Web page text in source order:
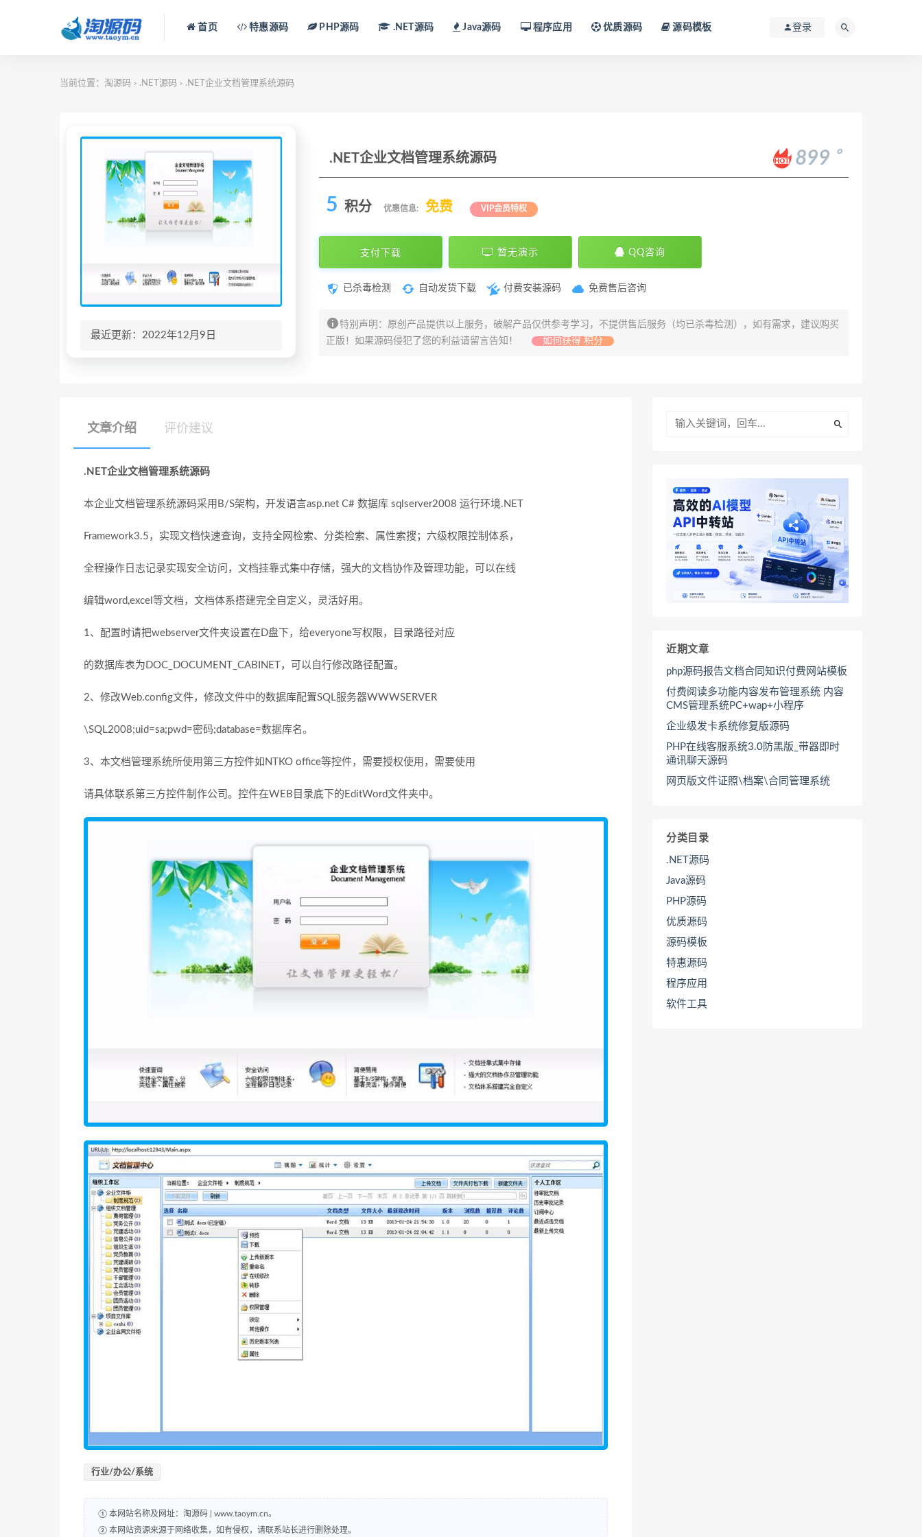
首页 特惠源码 PHP源码 .NET源码 Java源码 程序应用 优质源码 源码模板 登录
当前位置： 淘源码 > .NET源码 > .NET企业文档管理系统源码
最近更新：2022年12月9日
.NET企业文档管理系统源码 899
。
5 积分 优惠信息: 免费 VIP会员特权
支付下载 暂无演示 QQ咨询
已杀毒检测 自动发货下载 付费安装源码 免费售后咨询
特别声明：原创产品提供以上服务，破解产品仅供参考学习，不提供售后服务（均已杀毒检测），如有需求，建议购买
正版！如果源码侵犯了您的利益请留言告知！
如何获得 积分
文章介绍 评价建议
.NET企业文档管理系统源码
本企业文档管理系统源码采用B/S架构，开发语言asp.net C# 数据库 sqlserver2008 运行环境.NET
Framework3.5，实现文档快速查询，支持全网检索、分类检索、属性索搜；六级权限控制体系，
全程操作日志记录实现安全访问，文档挂靠式集中存储，强大的文档协作及管理功能，可以在线
编辑word,excel等文档，文档体系搭建完全自定义，灵活好用。
1、配置时请把webserver文件夹设置在D盘下，给everyone写权限，目录路径对应
的数据库表为DOC_DOCUMENT_CABINET，可以自行修改路径配置。
2、修改Web.config文件，修改文件中的数据库配置SQL服务器WWWSERVER
\SQL2008;uid=sa;pwd=密码;database=数据库名。
3、本文档管理系统所使用第三方控件如NTKO office等控件，需要授权使用，需要使用
请具体联系第三方控件制作公司。控件在WEB目录底下的EditWord文件夹中。
行业/办公/系统
① 本网站名称及网址：淘源码 | www.taoym.cn。
② 本网站资源来源于网络收集，如有侵权，请联系站长进行删除处理。
近期文章
php源码报告文档合同知识付费网站模板
付费阅读多功能内容发布管理系统 内容
CMS管理系统PC+wap+小程序
企业级发卡系统修复版源码
PHP在线客服系统3.0防黑版_带器即时
通讯聊天源码
网页版文件证照\档案\合同管理系统
分类目录
.NET源码
Java源码
PHP源码
优质源码
源码模板
特惠源码
程序应用
软件工具